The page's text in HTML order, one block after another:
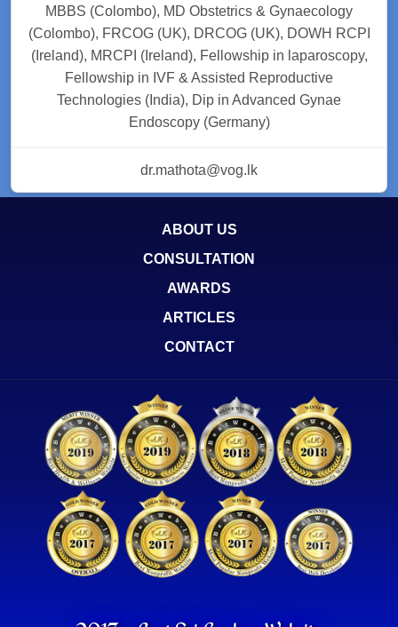
MBBS (Colombo), MD Obstetrics & Gynaecology
(Colombo), FRCOG (UK), DRCOG (UK), DOWH RCPI
(Ireland), MRCPI (Ireland), Fellowship in laparoscopy,
Fellowship in IVF & Assisted Reproductive
Technologies (India), Dip in Advanced Gynae
Endoscopy (Germany)
dr.mathota@vog.lk
ABOUT US
CONSULTATION
AWARDS
ARTICLES
CONTACT